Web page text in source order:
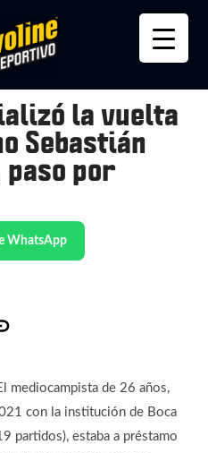
la vuelta
Sebastián
paso por
WhatsApp
mediocampista de 26 años,
con la institución de Boca
partidos), estaba a préstamo